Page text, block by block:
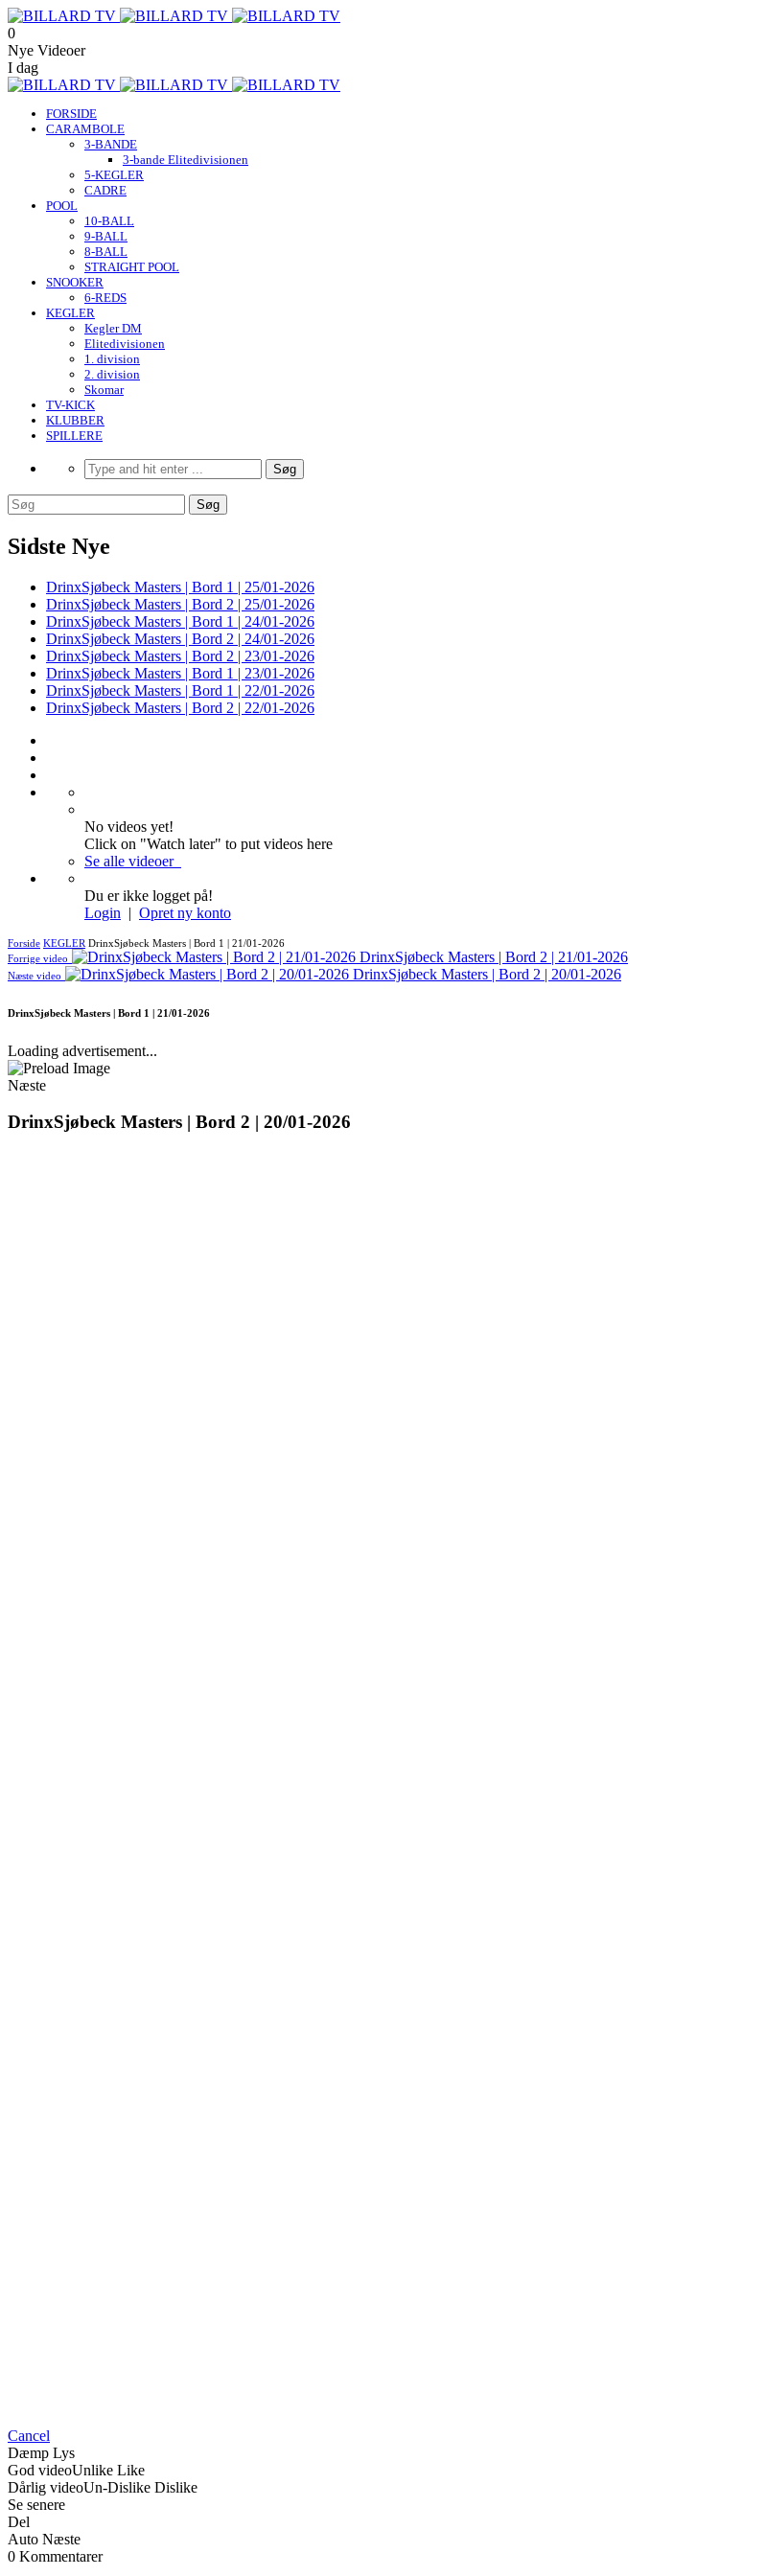
0
Nye Videoer
I dag
FORSIDE
CARAMBOLE
3-BANDE
3-bande Elitedivisionen
5-KEGLER
CADRE
POOL
10-BALL
9-BALL
8-BALL
STRAIGHT POOL
SNOOKER
6-REDS
KEGLER
Kegler DM
Elitedivisionen
1. division
2. division
Skomar
TV-KICK
KLUBBER
SPILLERE
Sidste Nye
DrinxSjøbeck Masters | Bord 1 | 25/01-2026
DrinxSjøbeck Masters | Bord 2 | 25/01-2026
DrinxSjøbeck Masters | Bord 1 | 24/01-2026
DrinxSjøbeck Masters | Bord 2 | 24/01-2026
DrinxSjøbeck Masters | Bord 2 | 23/01-2026
DrinxSjøbeck Masters | Bord 1 | 23/01-2026
DrinxSjøbeck Masters | Bord 1 | 22/01-2026
DrinxSjøbeck Masters | Bord 2 | 22/01-2026
No videos yet!
Click on "Watch later" to put videos here
Se alle videoer
Du er ikke logget på!
Login | Opret ny konto
Forside KEGLER DrinxSjøbeck Masters | Bord 1 | 21/01-2026
Forrige video
DrinxSjøbeck Masters | Bord 2 | 21/01-2026
Næste video DrinxSjøbeck Masters | Bord 2 | 20/01-2026
DrinxSjøbeck Masters | Bord 1 | 21/01-2026
Loading advertisement...
Næste
DrinxSjøbeck Masters | Bord 2 | 20/01-2026
Cancel
Dæmp Lys
God videoUnlike Like
Dårlig videoUn-Dislike Dislike
Se senere
Del
Auto Næste
0 Kommentarer